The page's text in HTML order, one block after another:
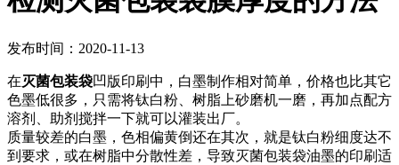
发布时间：2020-11-13
在灭菌包装袋凹版印刷中，白墨制作相对简单，价格也比其它
色墨低很多，只需将钛白粉、树脂上砂磨机一磨，再加点配方
溶剂、助剂搅拌一下就可以灌装出厂。
质量较差的白墨，色相偏黄倒还在其次，就是钛白粉细度达不
到要求，或在树脂中分散性差，导致灭菌包装袋油墨的印刷适